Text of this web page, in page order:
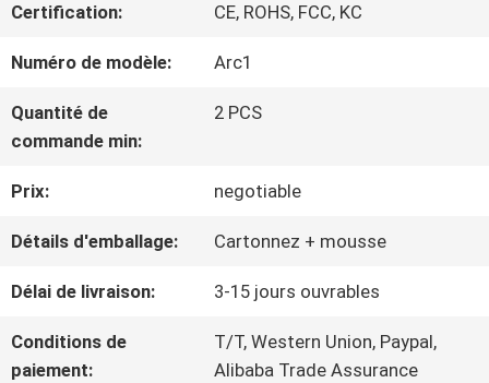
AU
SUJET
VISITE
D'USINE
Certification: CE, ROHS, FCC, KC
Numéro de modèle: Arc1
Quantité de
commande min:
2 PCS
Prix: negotiable
Détails d'emballage: Cartonnez + mousse
Délai de livraison: 3-15 jours ouvrables
Conditions de
paiement:
T/T, Western Union, Paypal,
Alibaba Trade Assurance